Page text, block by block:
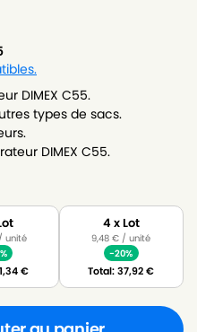
DIMEX C55.
types de sacs.
DIMEX C55.
€
4 x Lot
9,48€ / unité
-20%
Total:37,92€